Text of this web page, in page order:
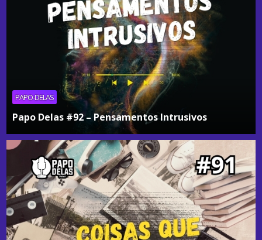
PAPO-DELAS
Papo Delas #92 – Pensamentos Intrusivos